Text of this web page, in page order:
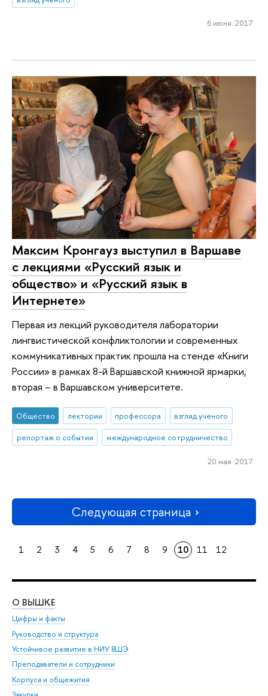
6 июня 2017
Максим Кронгауз выступил в Варшаве
с лекциями «Русский язык и
общество» и «Русский язык в
Интернете»
Первая из лекций руководителя лаборатории
лингвистической конфликтологии и современных
коммуникативных практик прошла на стенде «Книги
России» в рамках 8-й Варшавской книжной ярмарки,
вторая – в Варшавском университете.
Общество лектории профессора
взгляд ученого
репортаж о событии
международное сотрудничество
20 мая 2017
Следующая страница
1 2 3 4 5 6 7 8 9 10 11 12
О ВЫШКЕ
Цифры и факты
Руководство и структура
Устойчивое развитие в НИУ ВШЭ
Преподаватели и сотрудники
Корпуса и общежития